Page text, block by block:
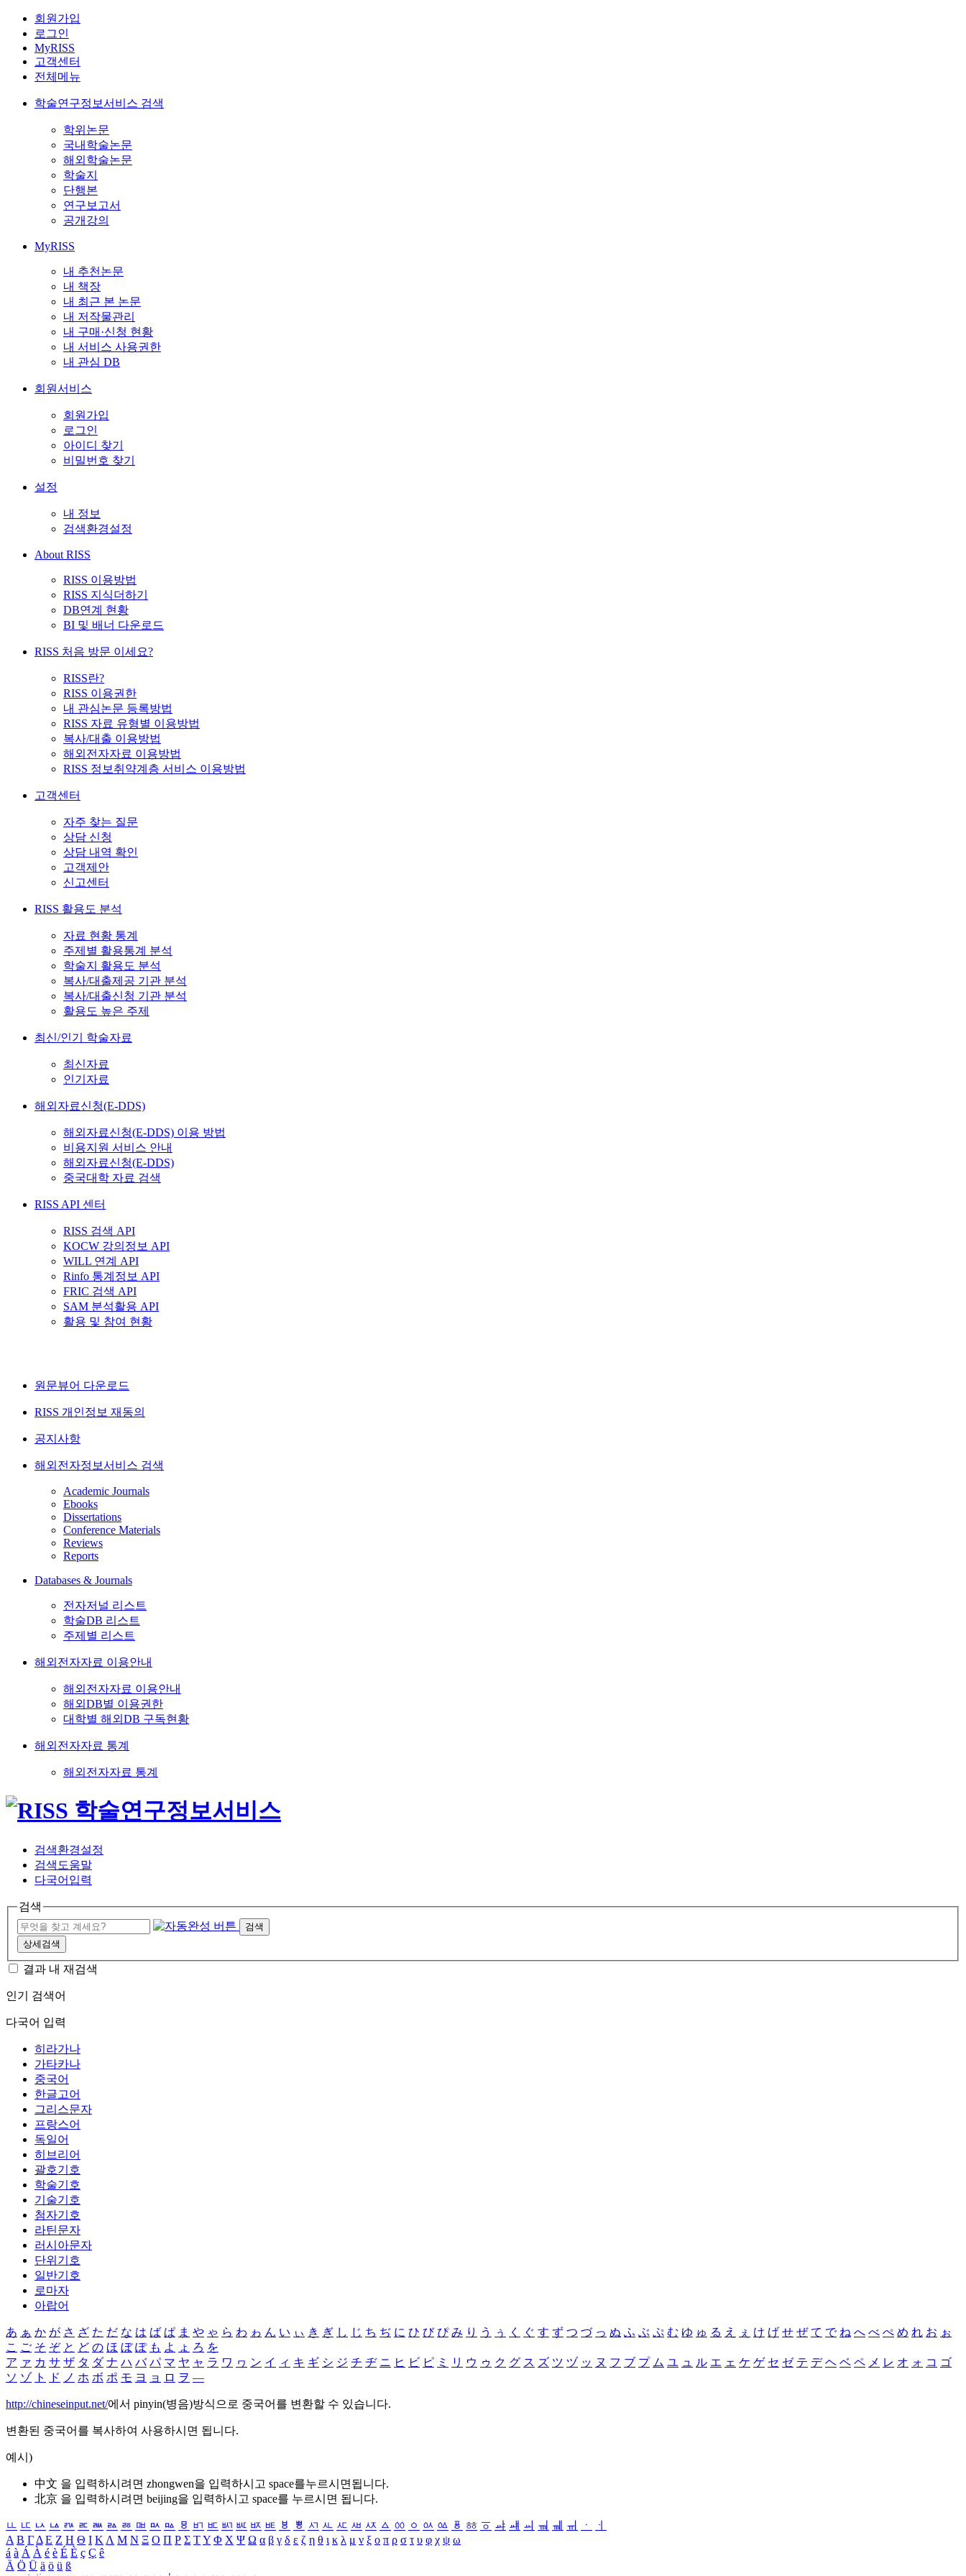
회원가입
로그인
MyRISS
고객센터
전체메뉴
학술연구정보서비스 검색
학위논문
국내학술논문
해외학술논문
학술지
단행본
연구보고서
공개강의
MyRISS
내 추천논문
내 책장
내 최근 본 논문
내 저작물관리
내 구매·신청 현황
내 서비스 사용권한
내 관심 DB
회원서비스
회원가입
로그인
아이디 찾기
비밀번호 찾기
설정
내 정보
검색환경설정
About RISS
RISS 이용방법
RISS 지식더하기
DB연계 현황
BI 및 배너 다운로드
RISS 처음 방문 이세요?
RISS란?
RISS 이용권한
내 관심논문 등록방법
RISS 자료 유형별 이용방법
복사/대출 이용방법
해외전자자료 이용방법
RISS 정보취약계층 서비스 이용방법
고객센터
자주 찾는 질문
상담 신청
상담 내역 확인
고객제안
신고센터
RISS 활용도 분석
자료 현황 통계
주제별 활용통계 분석
학술지 활용도 분석
복사/대출제공 기관 분석
복사/대출신청 기관 분석
활용도 높은 주제
최신/인기 학술자료
최신자료
인기자료
해외자료신청(E-DDS)
해외자료신청(E-DDS) 이용 방법
비용지원 서비스 안내
해외자료신청(E-DDS)
중국대학 자료 검색
RISS API 센터
RISS 검색 API
KOCW 강의정보 API
WILL 연계 API
Rinfo 통계정보 API
FRIC 검색 API
SAM 분석활용 API
활용 및 참여 현황
원문뷰어 다운로드
RISS 개인정보 재동의
공지사항
해외전자정보서비스 검색
Academic Journals
Ebooks
Dissertations
Conference Materials
Reviews
Reports
Databases & Journals
전자저널 리스트
학술DB 리스트
주제별 리스트
해외전자자료 이용안내
해외전자자료 이용안내
해외DB별 이용권한
대학별 해외DB 구독현황
해외전자자료 통계
해외전자자료 통계
검색환경설정
검색도움말
다국어입력
검색
검색
상세검색
결과 내 재검색
인기 검색어
다국어 입력
히라가나
가타카나
중국어
한글고어
그리스문자
프랑스어
독일어
히브리어
괄호기호
학술기호
기술기호
첨자기호
라틴문자
러시아문자
단위기호
일반기호
로마자
아랍어
あ ぁ か が さ ざ た だ な は ば ぱ ま や ゃ ら わ ゎ ん い ぃ き ぎ し じ ち ぢ に ひ び ぴ み り う ぅ く ぐ す ず つ づ っ ぬ ふ ぶ ぷ む ゆ ゅ る え ぇ け げ せ ぜ て で ね へ べ ぺ め れ お ぉ
こ ご そ ぞ と ど の ほ ぼ ぽ も よ ょ ろ を
ア ァ カ サ ザ タ ダ ナ ハ バ パ マ ヤ ャ ラ ワ ヮ ン イ ィ キ ギ シ ジ チ ヂ ニ ヒ ビ ピ ミ リ ウ ゥ ク グ ス ズ ツ ヅ ッ ヌ フ ブ プ ム ユ ュ ル エ ェ ケ ゲ セ ゼ テ デ ヘ ベ ペ メ レ オ ォ コ ゴ
ソ ゾ ト ド ノ ホ ボ ポ モ ヨ ョ ロ ヲ ―
http://chineseinput.net/에서 pinyin(병음)방식으로 중국어를 변환할 수 있습니다.
변환된 중국어를 복사하여 사용하시면 됩니다.
예시)
中文 을 입력하시려면 zhongwen을 입력하시고 space를누르시면됩니다.
北京 을 입력하시려면 beijing을 입력하시고 space를 누르시면 됩니다.
ㅥ ㅦ ㅧ ㅨ ㅩ ㅪ ㅫ ㅬ ㅭ ㅮ ㅯ ㅰ ㅱ ㅲ ㅳ ㅴ ㅵ ㅶ ㅷ ㅸ ㅹ ㅺ ㅻ ㅼ ㅽ ㅾ ㅿ ㆀ ㆁ ㆂ ㆃ ㆄ ㆅ ㆆ ㆇ ㆈ ㆉ ㆊ ㆋ ㆌ ㆍ
ㆎ
Α Β ΓΔ Ε Ζ Η Θ Ι ΚΛ Μ Ν Ξ Ο Π Ρ Σ ΤΥ Φ Χ Ψ Ω α β γ δ ε ζ η θ ι κ λ μ ν ξ ο π ρ σ τ υ φ χ ψ ω
á à Á À é è É È ç Ç ê
Ä Ö Ü ä ö ü ß